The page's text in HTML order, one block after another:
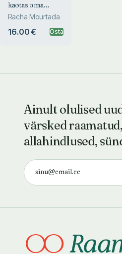
kaotas oma
rõõmu
Racha Mourtada
16.00 € Osta
Ainult olulised
värsked raamatud,
allahindlused,